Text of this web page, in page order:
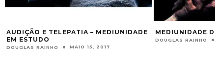
AUDIÇÃO E TELEPATIA – MEDIUNIDADE
EM ESTUDO
DOUGLAS RAINHO MAIO 15, 2017
MEDIUNIDADE
DOUGLAS RAINHO